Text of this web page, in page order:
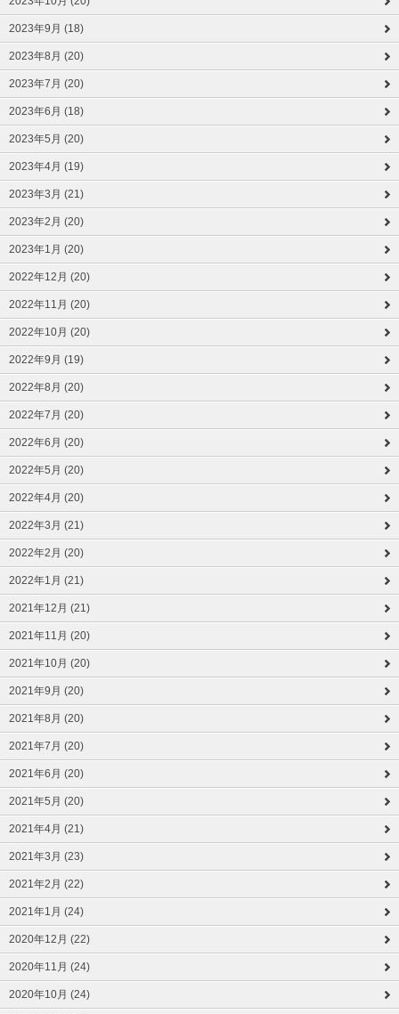
2023年9月 (18)
2023年8月 (20)
2023年7月 (20)
2023年6月 (18)
2023年5月 (20)
2023年4月 (19)
2023年3月 (21)
2023年2月 (20)
2023年1月 (20)
2022年12月 (20)
2022年11月 (20)
2022年10月 (20)
2022年9月 (19)
2022年8月 (20)
2022年7月 (20)
2022年6月 (20)
2022年5月 (20)
2022年4月 (20)
2022年3月 (21)
2022年2月 (20)
2022年1月 (21)
2021年12月 (21)
2021年11月 (20)
2021年10月 (20)
2021年9月 (20)
2021年8月 (20)
2021年7月 (20)
2021年6月 (20)
2021年5月 (20)
2021年4月 (21)
2021年3月 (23)
2021年2月 (22)
2021年1月 (24)
2020年12月 (22)
2020年11月 (24)
2020年10月 (24)